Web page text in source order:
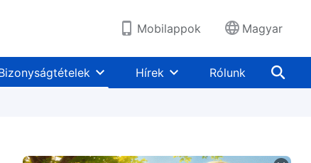
Mobilappok Magyar
Hírek Rólunk